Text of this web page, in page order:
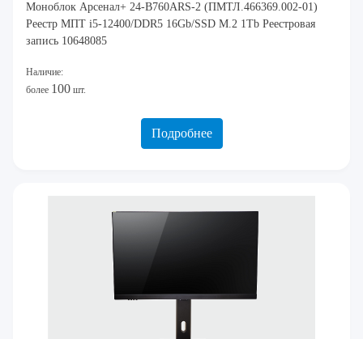
Моноблок Арсенал+ 24-B760ARS-2 (ПМТЛ.466369.002-01)
Реестр МПТ i5-12400/DDR5 16Gb/SSD M.2 1Tb Реестровая
запись 10648085
Наличие:
более 100 шт.
Подробнее